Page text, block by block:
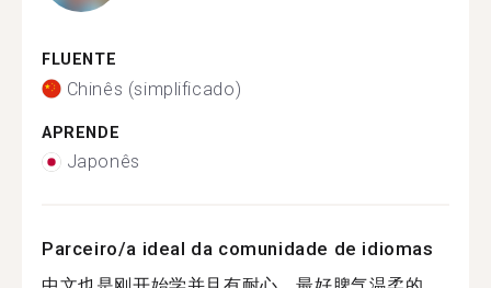
FLUENTE
Chinês (simplificado)
APRENDE
Japonês
Parceiro/a ideal da comunidade de idiomas